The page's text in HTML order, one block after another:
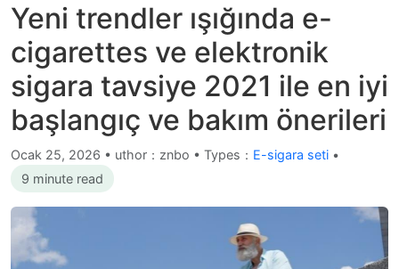
Yeni trendler ışığında e-
cigarettes ve elektronik
sigara tavsiye 2021 ile en iyi
başlangıç ve bakım önerileri
Ocak 25, 2026 • uthor：znbo • Types： E-sigara seti •
9 minute read